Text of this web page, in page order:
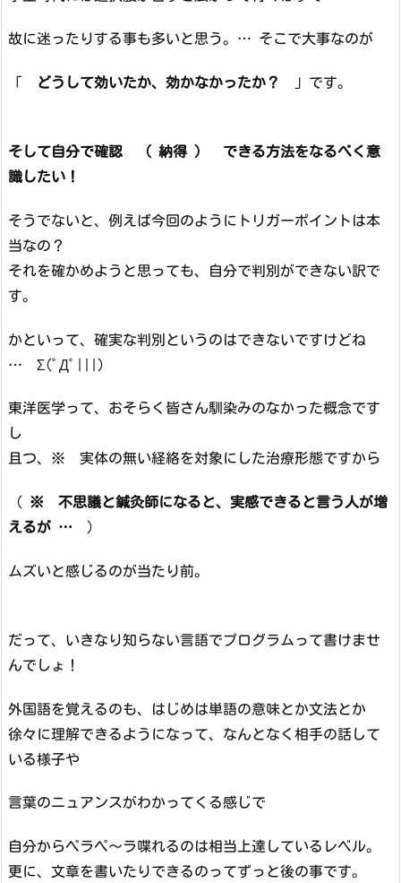
故に迷ったりする事も多いと思う。… そこで大事なのが
どうして効いたか、効かなかったか？ 」です。
そして自分で確認 （ 納得 ） できる方法をなるべく意
識したい！
そうでないと、例えば今回のようにトリガーポイントは本
当なの？
それを確かめようと思っても、自分で判別ができない訳で
す。
かといって、確実な判別というのはできないですけどね
… Σ(ﾟДﾟ|||)
東洋医学って、おそらく皆さん馴染みのなかった概念です
し
且つ、※ 実体の無い経絡を対象にした治療形態ですから
（ ※ 不思議と鍼灸師になると、実感できると言う人が増
えるが … ）
ムズいと感じるのが当たり前。
だって、いきなり知らない言語でプログラムって書けませ
んでしょ！
外国語を覚えるのも、はじめは単語の意味とか文法とか
徐々に理解できるようになって、なんとなく相手の話して
いる様子や
言葉のニュアンスがわかってくる感じで
自分からペラペ～ラ喋れるのは相当上達しているレベル。
更に、文章を書いたりできるのってずっと後の事です。